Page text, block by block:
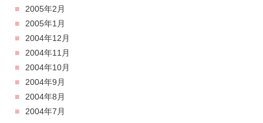
2005年2月
2005年1月
2004年12月
2004年11月
2004年10月
2004年9月
2004年8月
2004年7月